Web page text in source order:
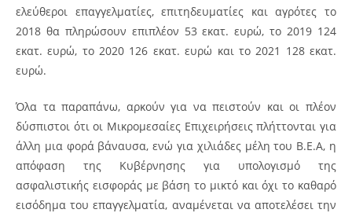
ελεύθεροι επαγγελματίες, επιτηδευματίες και αγρότες το
2018 θα πληρώσουν επιπλέον 53 εκατ. ευρώ, το 2019 124
εκατ. ευρώ, το 2020 126 εκατ. ευρώ και το 2021 128 εκατ.
ευρώ.
Όλα τα παραπάνω, αρκούν για να πειστούν και οι πλέον
δύσπιστοι ότι οι Μικρομεσαίες Επιχειρήσεις πλήττονται για
άλλη μια φορά βάναυσα, ενώ για χιλιάδες μέλη του Β.Ε.Α, η
απόφαση της Κυβέρνησης για υπολογισμό της
ασφαλιστικής εισφοράς με βάση το μικτό και όχι το καθαρό
εισόδημα του επαγγελματία, αναμένεται να αποτελέσει την